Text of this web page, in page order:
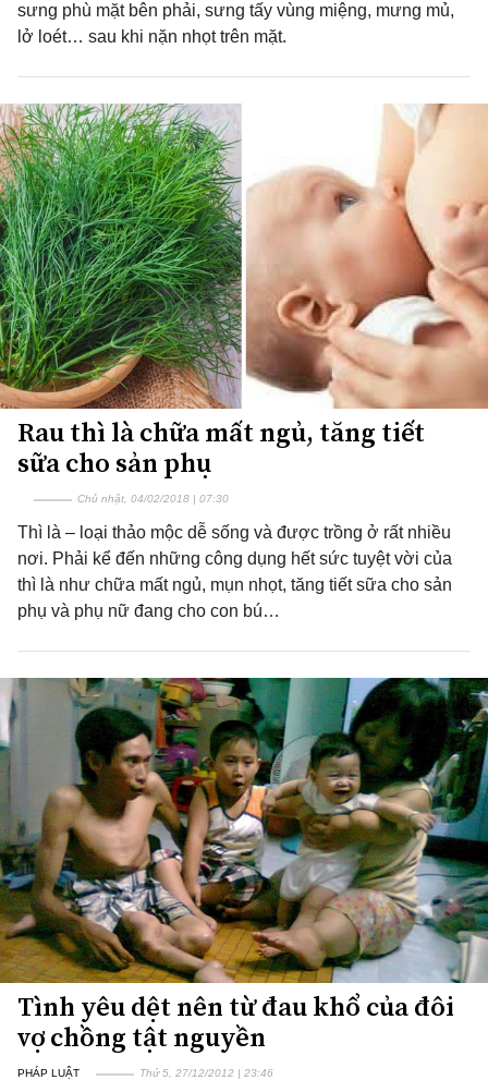
sưng phù mặt bên phải, sưng tấy vùng miệng, mưng mủ,
lở loét… sau khi nặn nhọt trên mặt.
Rau thì là chữa mất ngủ, tăng tiết
sữa cho sản phụ
Chủ nhật, 04/02/2018 | 07:30
Thì là – loại thảo mộc dễ sống và được trồng ở rất nhiều
nơi. Phải kể đến những công dụng hết sức tuyệt vời của
thì là như chữa mất ngủ, mụn nhọt, tăng tiết sữa cho sản
phụ và phụ nữ đang cho con bú…
Tình yêu dệt nên từ đau khổ của đôi
vợ chồng tật nguyền
PHÁP LUẬT Thứ 5, 27/12/2012 | 23:46